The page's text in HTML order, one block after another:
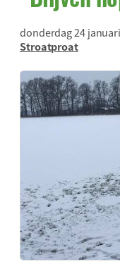
donderdag 24
Stroatproat